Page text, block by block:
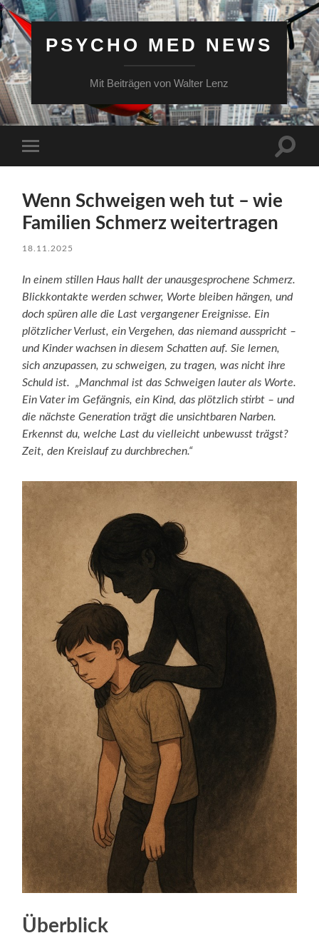
PSYCHO MED NEWS
Mit Beiträgen von Walter Lenz
Menü
Wenn Schweigen weh tut – wie
Familien Schmerz weitertragen
18.11.2025
In einem stillen Haus hallt der unausgesprochene Schmerz.
Blickkontakte werden schwer, Worte bleiben hängen, und
doch spüren alle die Last vergangener Ereignisse. Ein
plötzlicher Verlust, ein Vergehen, das niemand ausspricht –
und Kinder wachsen in diesem Schatten auf. Sie lernen,
sich anzupassen, zu schweigen, zu tragen, was nicht ihre
Schuld ist. „Manchmal ist das Schweigen lauter als Worte.
Ein Vater im Gefängnis, ein Kind, das plötzlich stirbt – und
die nächste Generation trägt die unsichtbaren Narben.
Erkennst du, welche Last du vielleicht unbewusst trägst?
Zeit, den Kreislauf zu durchbrechen.“
Überblick